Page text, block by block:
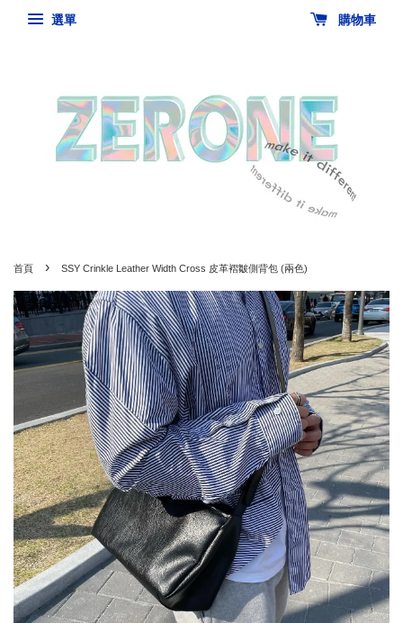
選單 購物車
首頁 › SSY Crinkle Leather Width Cross 皮革褶皺側背包 (兩色)